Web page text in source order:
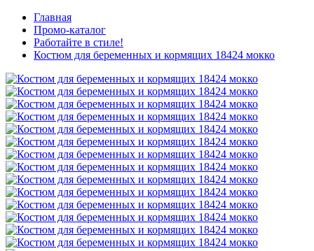
Главная
Промо-каталог
Работайте в стиле!
Костюм для беременных и кормящих 18424 мокко